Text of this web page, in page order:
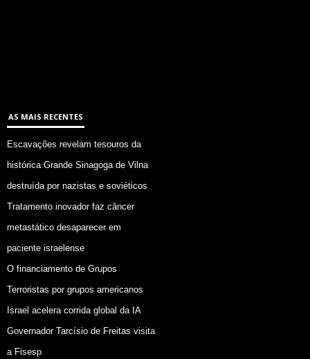
AS MAIS RECENTES
Escavações revelam tesouros da
histórica Grande Sinagoga de Vilna
destruída por nazistas e soviéticos
Tratamento inovador faz câncer
metastático desaparecer em
paciente israelense
O financiamento de Grupos
Terroristas por grupos americanos
Israel acelera corrida global da IA
Governador Tarcísio de Freitas visita
a Fisesp